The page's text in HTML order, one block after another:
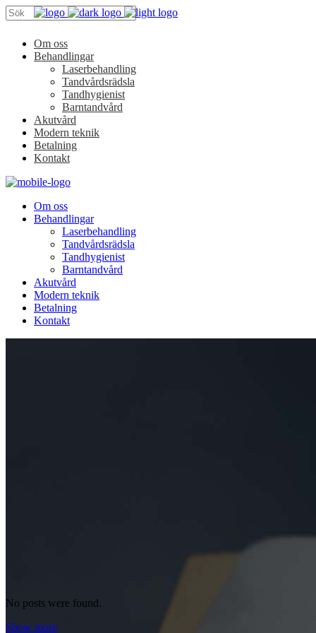
Om oss
Behandlingar
Laserbehandling
Tandvårdsrädsla
Tandhygienist
Barntandvård
Akutvård
Modern teknik
Betalning
Kontakt
Om oss
Behandlingar
Laserbehandling
Tandvårdsrädsla
Tandhygienist
Barntandvård
Akutvård
Modern teknik
Betalning
Kontakt
No posts were found.
Show more